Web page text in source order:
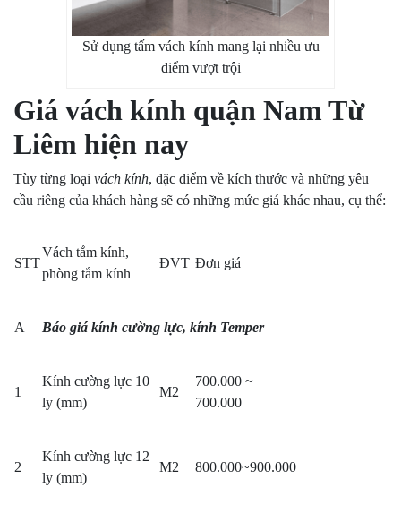
Sử dụng tấm vách kính mang lại nhiều ưu
điểm vượt trội
Giá vách kính quận Nam Từ
Liêm hiện nay
Tùy từng loại vách kính, đặc điểm về kích thước và những yêu
cầu riêng của khách hàng sẽ có những mức giá khác nhau, cụ thể:
STT
Vách tắm kính,
phòng tắm kính
ĐVT Đơn giá
A Báo giá kính cường lực, kính Temper
1
Kính cường lực 10
ly (mm)
M2
700.000 ~
700.000
2
Kính cường lực 12
ly (mm)
M2 800.000~900.000